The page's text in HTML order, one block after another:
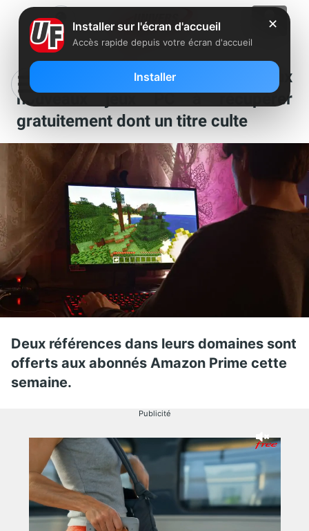
Abonnés Freebox et Prime : deux
nouveaux jeux PC à récupérer
gratuitement dont un titre culte
Deux références dans leurs domaines sont
offerts aux abonnés Amazon Prime cette
semaine.
Publicité
✕
Installer sur l'écran d'accueil
Accès rapide depuis votre écran d'accueil
Installer